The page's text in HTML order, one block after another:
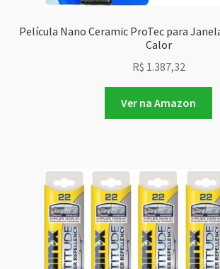
Película Nano Ceramic ProTec para
Calor
R$ 1.387,32
Ver na Amazon